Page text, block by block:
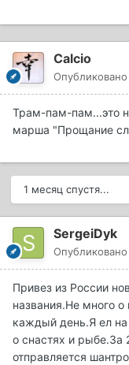
Calcio
Опубликовано
Трам-пам-пам...это
марша "Прощание
1 месяц спустя...
SergeiDyk
Опубликовано
Привез из России
названия.Не много о
каждый день.Я ел
о снастях и рыбе.За
отправляется